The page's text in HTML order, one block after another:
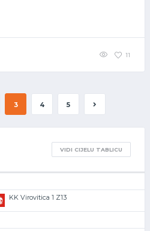
11
3 4 5
VIDI CIJELU TABLICU
KK Virovitica 1 Z13